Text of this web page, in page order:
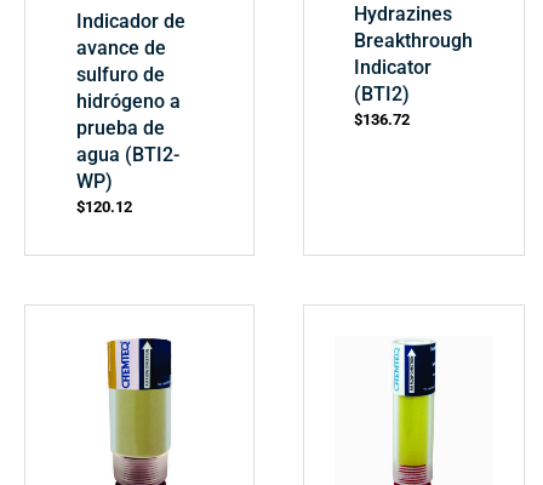
Indicador de
avance de
sulfuro de
hidrógeno a
prueba de
agua (BTI2-
WP)
$120.12
Hydrazines
Breakthrough
Indicator
(BTI2)
$136.72